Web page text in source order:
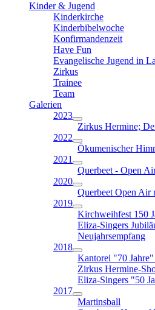
Kinder & Jugend
Kinderkirche
Kinderbibelwoche
Konfirmandenzeit
Have Fun
Evangelische Jugend in
Zirkus
Trainee
Team
Galerien
2023
Zirkus Hermine;
2022
Ökumenischer
2021
Querbeet - Open
2020
Querbeet Open Air
2019
Kirchweihfest 150
Eliza-Singers
Neujahrsempfang
2018
Kantorei "70
Zirkus Hermine-
Eliza-Singers "50
2017
Martinsball